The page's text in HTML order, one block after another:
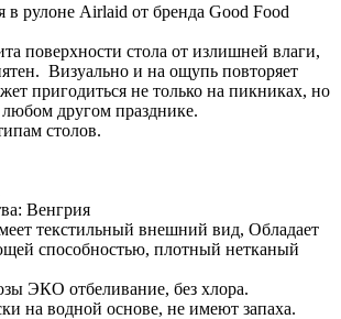
в рулоне Airlaid от бренда Good Food
поверхности стола от излишней влаги,
Визуально и на ощупь повторяет
пригодиться не только на пикниках, но
любом другом празднике.
столов.
Венгрия
текстильный внешний вид, Обладает
способностью, плотный нетканый
ЭКО отбеливание, без хлора.
на водной основе, не имеют запаха.